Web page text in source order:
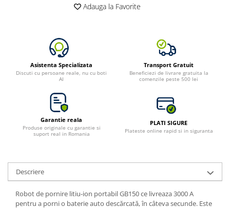
Toate panourile portabile
Kituri solare pentru balcon
Componente Fotovoltaice
Incarcatoare solare
Incarcatoare solare MPPT
Cabluri panouri fotovoltaice
fotovoltaice
Adauga la Favorite
Asistenta Specializata
Discuti cu persoane reale, nu cu boti
AI
Transport Gratuit
Beneficiezi de livrare gratuita la
comenzile peste 500 lei
Garantie reala
Produse originale cu garantie si
suport real in Romania
PLATI SIGURE
Plateste online rapid si in siguranta
Descriere
Robot de pornire litiu-ion portabil GB150 ce livreaza 3000 A
pentru a porni o baterie auto descărcată, în câteva secunde. Este